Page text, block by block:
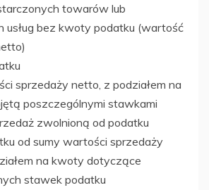
towarów lub
usług bez kwoty podatku (wartość
sprzedaży netto, z podziałem na
poszczególnymi stawkami
zwolnioną od podatku
od sumy wartości sprzedaży
na kwoty dotyczące
stawek podatku